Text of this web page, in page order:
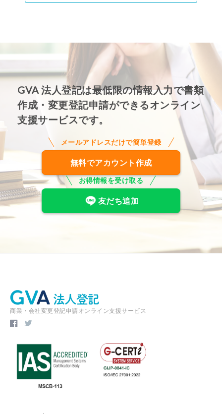
GVA 法人登記は最低限の情報入力で書類
作成・変更登記申請ができるオンライン
支援サービスです。
メールアドレスだけで簡単登録
無料でアカウント作成
お得情報を受け取る
友だち追加
商業・会社変更登記申請オンライン支援サービス